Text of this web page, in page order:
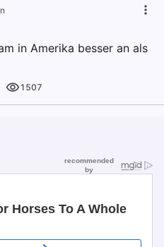
in Amerika besser an als
1507